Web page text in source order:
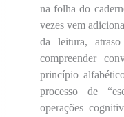
na folha do
vezes vem
da leitura,
compreender
princípio
processo de
operações